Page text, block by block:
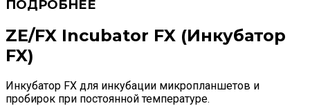
ZE/FX Incubator FX (Инкубатор
FX)
Инкубатор FX для инкубации микропланшетов и
пробирок при постоянной температуре.